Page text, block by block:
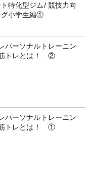
特化型ジム/ 競技力向
グ小学生編①
ーソナルトレーニン
筋トレとは！ ②
ーソナルトレーニン
筋トレとは！ ①